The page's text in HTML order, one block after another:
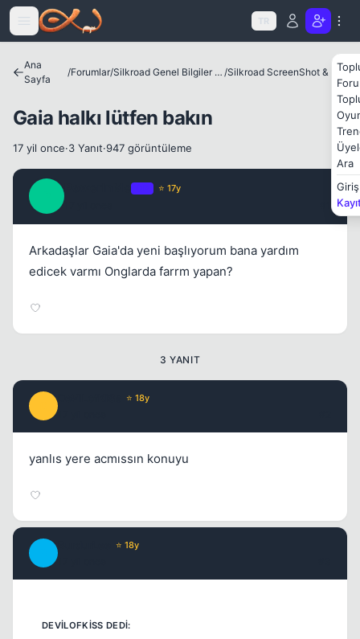
Icerige atla
TR
Ara
Giriş
Ana
Sayfa
/Forumlar/ Silkroad Genel Bilgiler ve Update Bilgileri / Silkroad ScreenShot & Video
Gaia halkı lütfen bakın
17 yil once·3 Yanıt·947 görüntüleme
⭐ 17y
Arkadaşlar Gaia'da yeni başlıyorum bana yardım
edicek varmı Onglarda farrm yapan?
3 YANIT
⭐ 18y
yanlıs yere acmıssın konuyu
⭐ 18y
Kapat